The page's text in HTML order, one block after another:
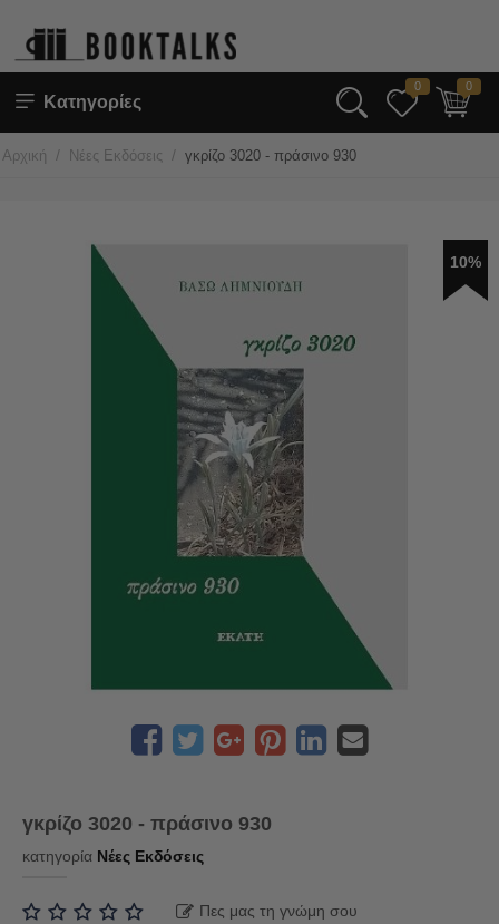
Κατηγορίες
0 0
Αρχική / Νέες Εκδόσεις / γκρίζο 3020 - πράσινο 930
10%
γκρίζο 3020 - πράσινο 930
κατηγορία Νέες Εκδόσεις
Πες μας τη γνώμη σου